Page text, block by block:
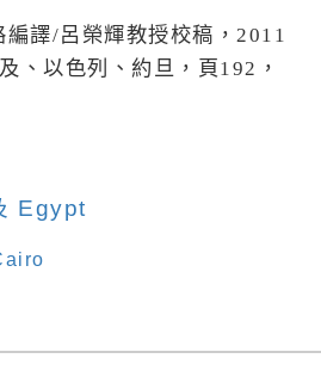
編譯/呂榮輝教授校稿， 2011
、以色列、約旦，頁192 ，
Egypt